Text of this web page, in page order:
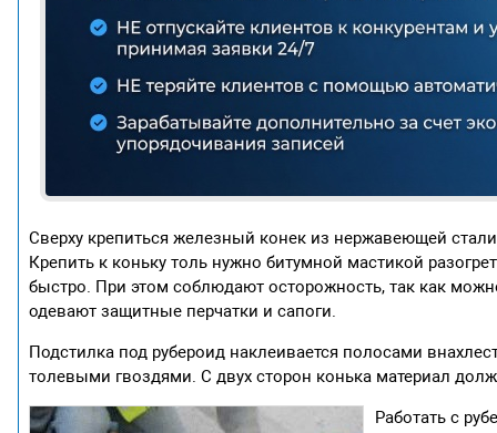
Сверху крепиться железный конек из нержавеющей
Крепить к коньку толь нужно битумной мастикой
быстро. При этом соблюдают осторожность, так как
одевают защитные перчатки и сапоги.
Подстилка под рубероид наклеивается полосами
толевыми гвоздями. С двух сторон конька материал
Работать с